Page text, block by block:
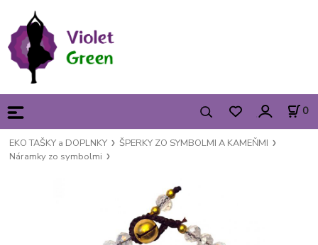
0
EKO TAŠKY a DOPLNKY
ŠPERKY ZO SYMBOLMI A KAMEŇMI
Náramky zo symbolmi